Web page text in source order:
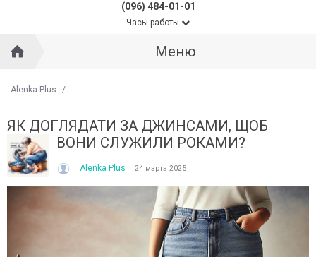
(096) 484-01-01
Часы работы
Меню
Alenka Plus /
ЯКЕ ПОСТІЙНО ДИВУЄ: ЯК ОДЯГАТИСЯ,
ЗРАНКУ СПЕКА, А ВВЕЧЕРІ ВЖЕ ХОЧЕТЬСЯ
КУПАЛЬНИК ІЗ НАКИДКОЮ
СПІДНИЦЕЮ: ЩО ОБРАТИ
ЯК ДОГЛЯДАТИ ЗА ДЖИНСАМИ, ЩОБ
ВОНИ СЛУЖИЛИ РОКАМИ?
Alenka Plus 24 марта 2025